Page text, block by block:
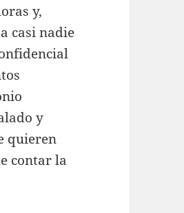
y,
casi nadie
y
quieren
contar la